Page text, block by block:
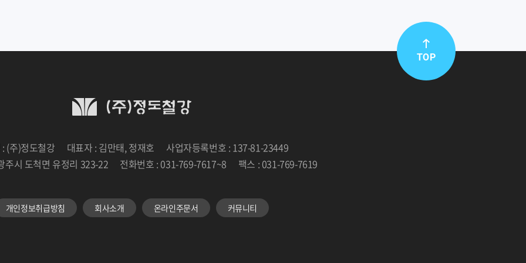
TOP
(주)정도철강 대표자 : 김만태, 정재호
사업자등록번호 : 137-81-23449
주시 도척면 유정리 323-22
전화번호 : 031-769-7617~8 팩스 : 031-769-7619
개인정보취급방침 회사소개 온라인주문서 커뮤니티